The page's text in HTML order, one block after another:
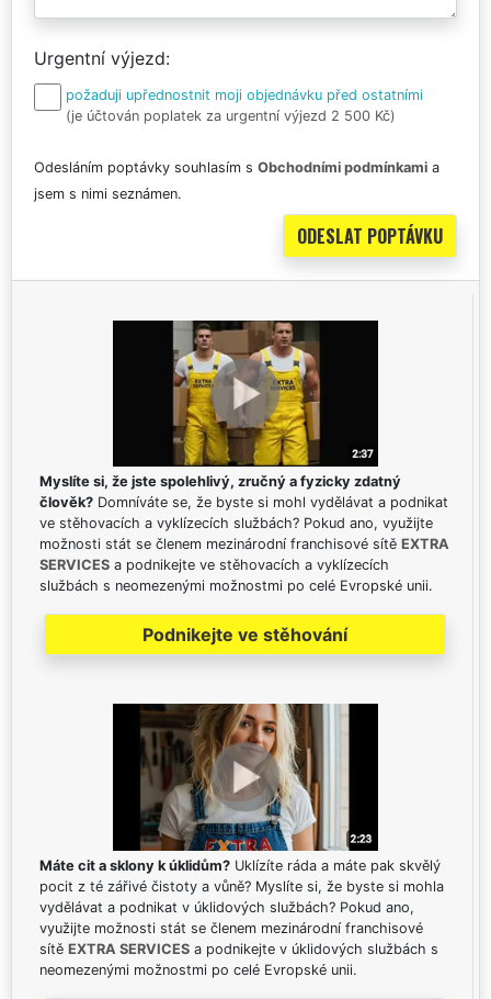
Urgentní výjezd
požaduji upřednostnit moji objednávku před ostatními
(je účtován poplatek za urgentní výjezd 2 500 Kč)
Odesláním poptávky souhlasím s Obchodními podmínkami a
jsem s nimi seznámen.
Myslíte si, že jste spolehlivý, zručný a fyzicky zdatný
člověk? Domníváte se, že byste si mohl vydělávat a podnikat
ve stěhovacích a vyklízecích službách? Pokud ano, využijte
možnosti stát se členem mezinárodní franchisové sítě EXTRA
SERVICES a podnikejte ve stěhovacích a vyklízecích
službách s neomezenými možnostmi po celé Evropské unii.
Podnikejte ve stěhování
Máte cit a sklony k úklidům? Uklízíte ráda a máte pak skvělý
pocit z té zářivé čistoty a vůně? Myslíte si, že byste si mohla
vydělávat a podnikat v úklidových službách? Pokud ano,
využijte možnosti stát se členem mezinárodní franchisové
sítě EXTRA SERVICES a podnikejte v úklidových službách s
neomezenými možnostmi po celé Evropské unii.